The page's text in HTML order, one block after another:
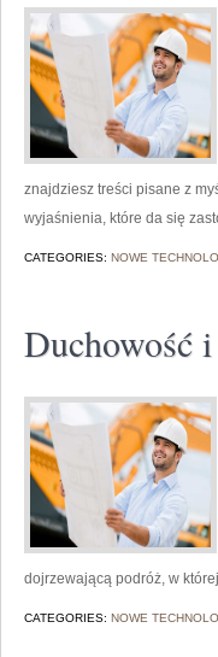
znajdziesz treści pisane z
wyjaśnienia, które da się
CATEGORIES: NOWE
Duchowość
dojrzewającą podróż, w
CATEGORIES: NOWE